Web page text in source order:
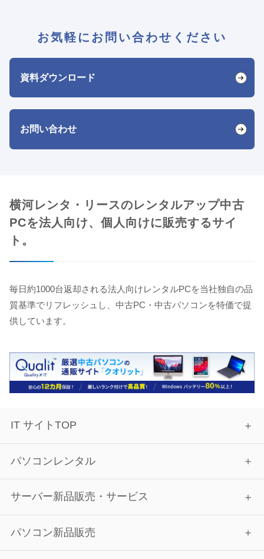
お気軽にお問い合わせください
資料ダウンロード
お問い合わせ
横河レンタ・リースのレンタルアップ中古
PCを法人向け、個人向けに販売するサイ
ト。
毎日約1000台返却される法人向けレンタルPCを当社独自の品
質基準でリフレッシュし、中古PC・中古パソコンを特価で提
供しています。
IT サイトTOP
パソコンレンタル
サーバー新品販売・サービス
パソコン新品販売